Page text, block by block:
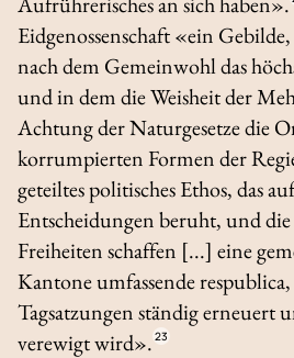
Eidgenossenschaft «ein
nach dem Gemeinwohl das
und in dem die Weisheit der
Achtung der Naturgesetze die
korrumpierten Formen der
geteiltes politisches Ethos, das
Entscheidungen beruht, und
Freiheiten schaffen [...] eine
Kantone umfassenderespublica
Tagsatzungen ständig erneuert
verewigt wird». 23